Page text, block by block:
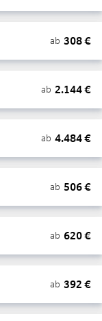
ab 308€
ab 2.144€
ab 4.484€
ab 506€
ab 620€
ab 392 €